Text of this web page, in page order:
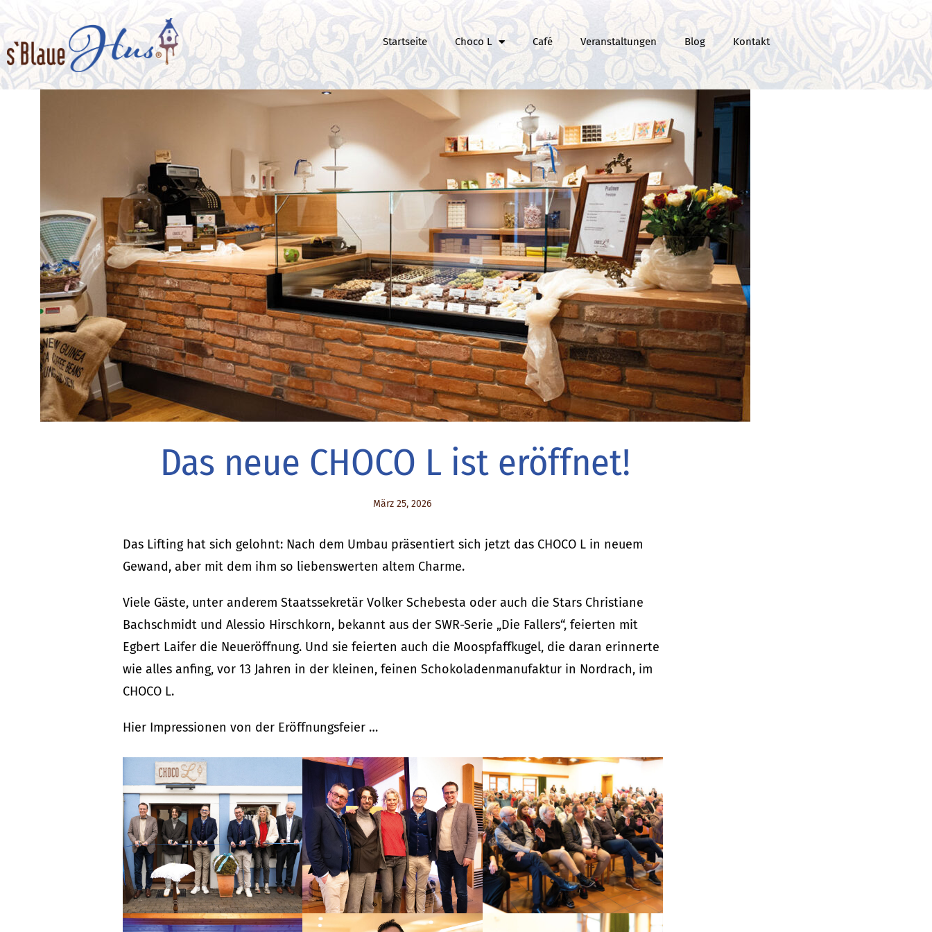
Startseite Choco L Café Veranstaltungen Blog Kontakt
Das neue CHOCO L ist eröffnet!
März 25, 2026
Das Lifting hat sich gelohnt: Nach dem Umbau präsentiert sich jetzt das CHOCO L in neuem
Gewand, aber mit dem ihm so liebenswerten altem Charme.
Viele Gäste, unter anderem Staatssekretär Volker Schebesta oder auch die Stars Christiane
Bachschmidt und Alessio Hirschkorn, bekannt aus der SWR-Serie „Die Fallers“, feierten mit
Egbert Laifer die Neueröffnung. Und sie feierten auch die Moospfaffkugel, die daran erinnerte
wie alles anfing, vor 13 Jahren in der kleinen, feinen Schokoladenmanufaktur in Nordrach, im
CHOCO L.
Hier Impressionen von der Eröffnungsfeier …